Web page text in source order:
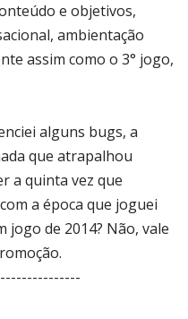
e objetivos,
ambientação
assim como o 3° jogo,
alguns bugs, a
que atrapalhou
a quinta vez que
a época que joguei
jogo de 2014? Não, vale